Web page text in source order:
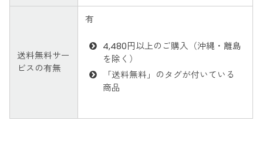
送料無料サー
ビスの有無
有
4,480円以上のご購入（沖縄・離島
を除く）
「送料無料」のタグが付いている
商品